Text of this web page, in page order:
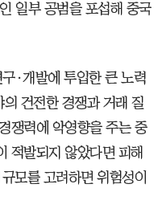
일부 공범을 포섭해 중국
·개발에 투입한 큰 노력
건전한 경쟁과 거래 질
쟁력에 악영향을 주는 중
적발되지 않았다면 피해
모를 고려하면 위험성이